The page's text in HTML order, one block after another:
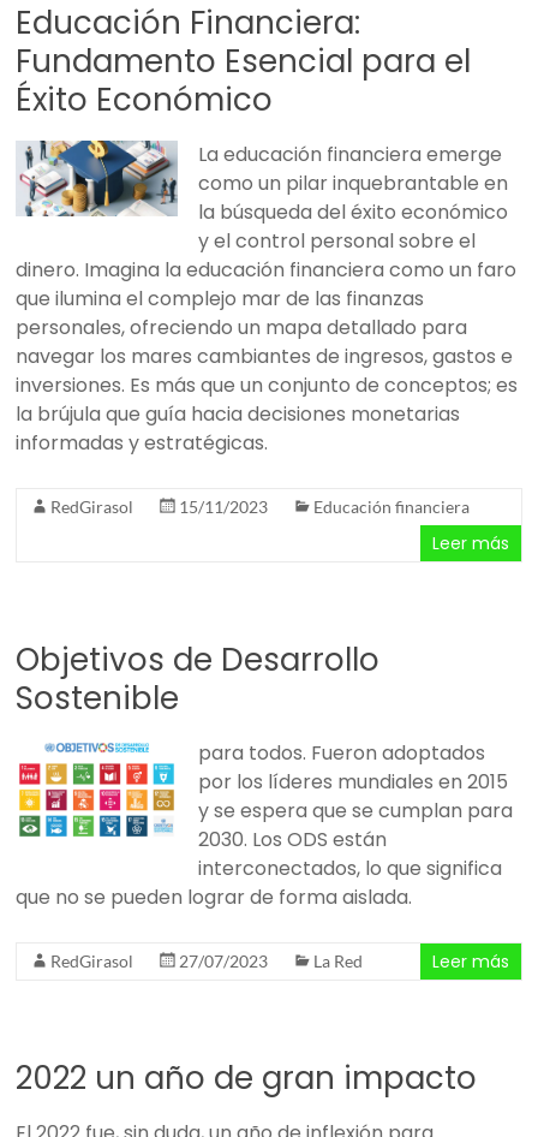
Educación Financiera:
Fundamento Esencial para el
Éxito Económico
La educación financiera emerge
como un pilar inquebrantable en
la búsqueda del éxito económico
y el control personal sobre el
dinero. Imagina la educación financiera como un faro
que ilumina el complejo mar de las finanzas
personales, ofreciendo un mapa detallado para
navegar los mares cambiantes de ingresos, gastos e
inversiones. Es más que un conjunto de conceptos; es
la brújula que guía hacia decisiones monetarias
informadas y estratégicas.
RedGirasol 15/11/2023 Educación financiera
Leer más
Objetivos de Desarrollo
Sostenible
para todos. Fueron adoptados
por los líderes mundiales en 2015
y se espera que se cumplan para
2030. Los ODS están
interconectados, lo que significa
que no se pueden lograr de forma aislada.
RedGirasol 27/07/2023 La Red Leer más
2022 un año de gran impacto